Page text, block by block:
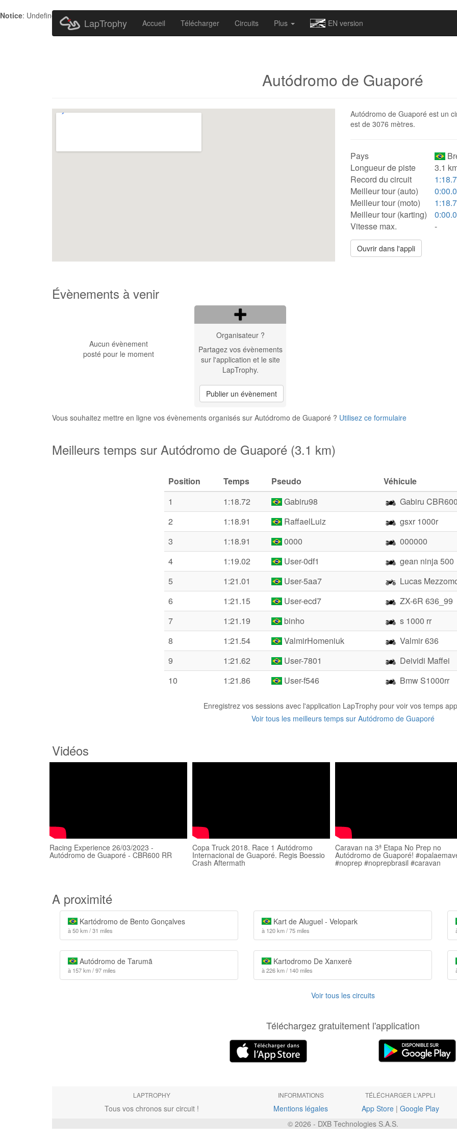
Notice: Undefined index: HTTP_ACCEPT_LANGUAGE in
LapTrophy Accueil Télécharger Circuits Plus EN version
Autódromo de Guaporé
Autódromo de Guaporé est un
est de 3076 mètres.
Pays
Longueur de piste
3.1
Record du circuit
Meilleur tour (auto)
Meilleur tour (moto)
Meilleur tour (karting)
Vitesse max.
-
Ouvrir dans l'appli
Évènements à venir
Aucun évènement
posté pour le moment
Organisateur ?
Partagez vos évènements
sur l'application et le site
LapTrophy.
Publier un évènement
Vous souhaitez mettre en ligne vos évènements organisés sur Autódromo de Guaporé ? Utilisez ce formulaire
Meilleurs temps sur Autódromo de Guaporé (3.1 km)
Position Temps Pseudo
Véhicule
1
1:18.72 Gabiru98
Gabiru
2
1:18.91 RaffaelLuiz
gsxr 1000r
3
1:18.91 0000
000000
4
1:19.02 User-0df1
gean ninja 500
5
1:21.01 User-5aa7
Lucas
6
1:21.15 User-ecd7
ZX-6R 636_99
7
1:21.19 binho
s 1000 rr
8
1:21.54 ValmirHomeniuk
Valmir 636
9
1:21.62 User-7801
Deividi Maffei
10
1:21.86 User-f546 Bmw S1000rr
Enregistrez vos sessions avec l'application LapTrophy pour voir vos temps
Voir tous les meilleurs temps sur Autódromo de Guaporé
Vidéos
Racing Experience 26/03/2023 -
Autódromo de Guaporé - CBR600 RR
Copa Truck 2018. Race 1 Autódromo
Internacional de Guaporé. Regis Boessio
Crash Aftermath
Caravan na 3ª Etapa No Prep no
Autódromo de Guaporé!
#noprep #noprepbrasil #caravan
A proximité
Kartódromo de Bento Gonçalves
à 50 km / 31 miles
Kart de Aluguel - Velopark
à 120 km / 75 miles
Autódromo de Tarumã
à 157 km / 97 miles
Kartodromo De Xanxerê
à 226 km / 140 miles
Voir tous les circuits
Téléchargez gratuitement l'application
LAPTROPHY
Tous vos chronos sur circuit !
INFORMATIONS
Mentions légales
TÉLÉCHARGER L'APPLI
App Store| Google Play
© 2026 - DXB Technologies S.A.S.